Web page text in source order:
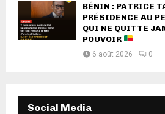
BÉNIN : PATRICE
PRÉSIDENCE AU
QUI NE QUITTE
POUVOIR
6 août 2026 0
Social Media